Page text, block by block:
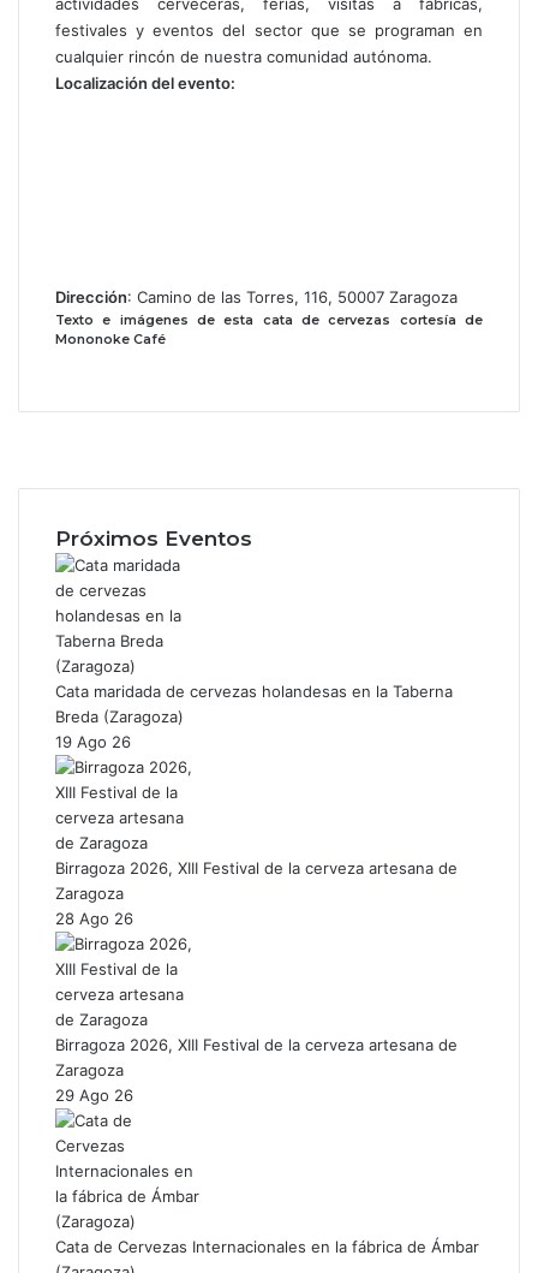
festivales y eventos del sector que se programan en
cualquier rincón de nuestra comunidad autónoma.
Localización del evento:
Dirección: Camino de las Torres, 116, 50007 Zaragoza
Texto e imágenes de esta cata de cervezas cortesía de
Mononoke Café
Próximos Eventos
Cata maridada de cervezas holandesas en la Taberna
Breda (Zaragoza)
19 Ago 26
Birragoza 2026, XIII Festival de la cerveza artesana de
Zaragoza
28 Ago 26
Birragoza 2026, XIII Festival de la cerveza artesana de
Zaragoza
29 Ago 26
Cata de Cervezas Internacionales en la fábrica de Ámbar